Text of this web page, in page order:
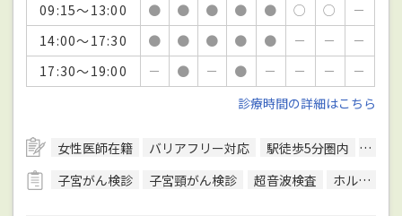
09:15～13:00
● ● ● ● ● ○ ○
－
14:00～17:30
● ● ● ● ● － －
－
17:30～19:00
－ ● － ● － － －
－
診療時間の詳細はこちら
女性医師在籍 バリアフリー対応 駅徒歩5分圏内
予約可
子宮がん検診
子宮頸がん検診 超音波検査 ホルモン検査